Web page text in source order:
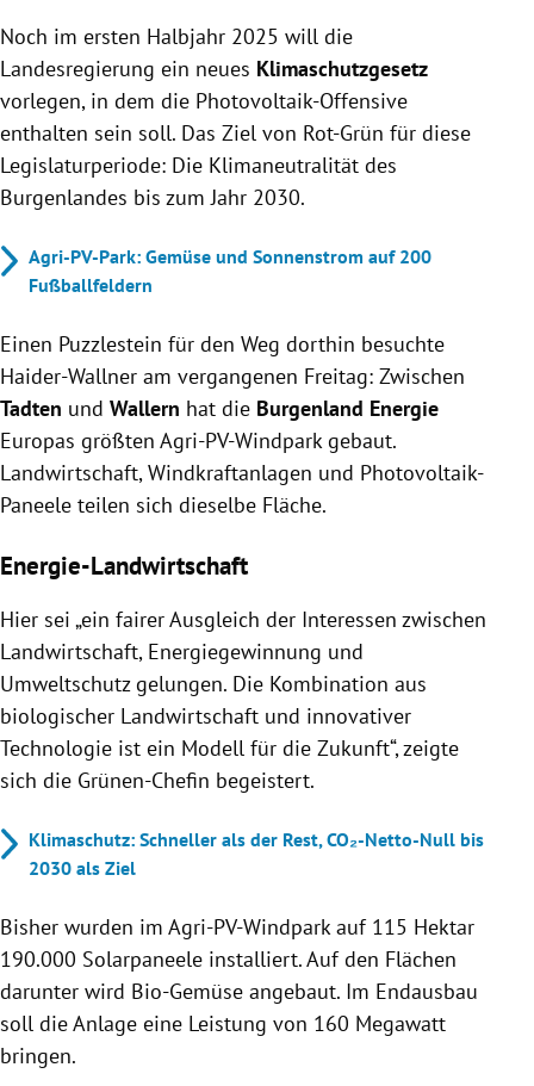
Noch im ersten Halbjahr 2025 will die
Landesregierung ein neues Klimaschutzgesetz
vorlegen, in dem die Photovoltaik-Offensive
enthalten sein soll. Das Ziel von Rot-Grün für diese
Legislaturperiode: Die Klimaneutralität des
Burgenlandes bis zum Jahr 2030.
Agri-PV-Park: Gemüse und Sonnenstrom auf 200
Fußballfeldern
Einen Puzzlestein für den Weg dorthin besuchte
Haider-Wallner am vergangenen Freitag: Zwischen
Tadten und Wallern hat die Burgenland Energie
Europas größten Agri-PV-Windpark gebaut.
Landwirtschaft, Windkraftanlagen und Photovoltaik-
Paneele teilen sich dieselbe Fläche.
Energie-Landwirtschaft
Hier sei „ein fairer Ausgleich der Interessen zwischen
Landwirtschaft, Energiegewinnung und
Umweltschutz gelungen. Die Kombination aus
biologischer Landwirtschaft und innovativer
Technologie ist ein Modell für die Zukunft“, zeigte
sich die Grünen-Chefin begeistert.
Klimaschutz: Schneller als der Rest, CO₂-Netto-Null bis
2030 als Ziel
Bisher wurden im Agri-PV-Windpark auf 115 Hektar
190.000 Solarpaneele installiert. Auf den Flächen
darunter wird Bio-Gemüse angebaut. Im Endausbau
soll die Anlage eine Leistung von 160 Megawatt
bringen.